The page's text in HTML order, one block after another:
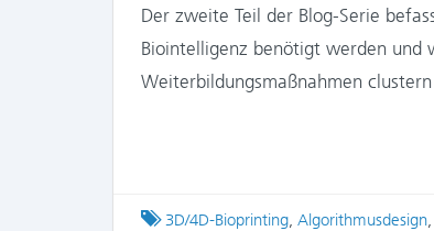
Der zweite Teil der Blog-Serie
Biointelligenz benötigt werden und
Weiterbildungsmaßnahmen
Tagged
3D/4D-Bioprinting, Algorithmusdesign,